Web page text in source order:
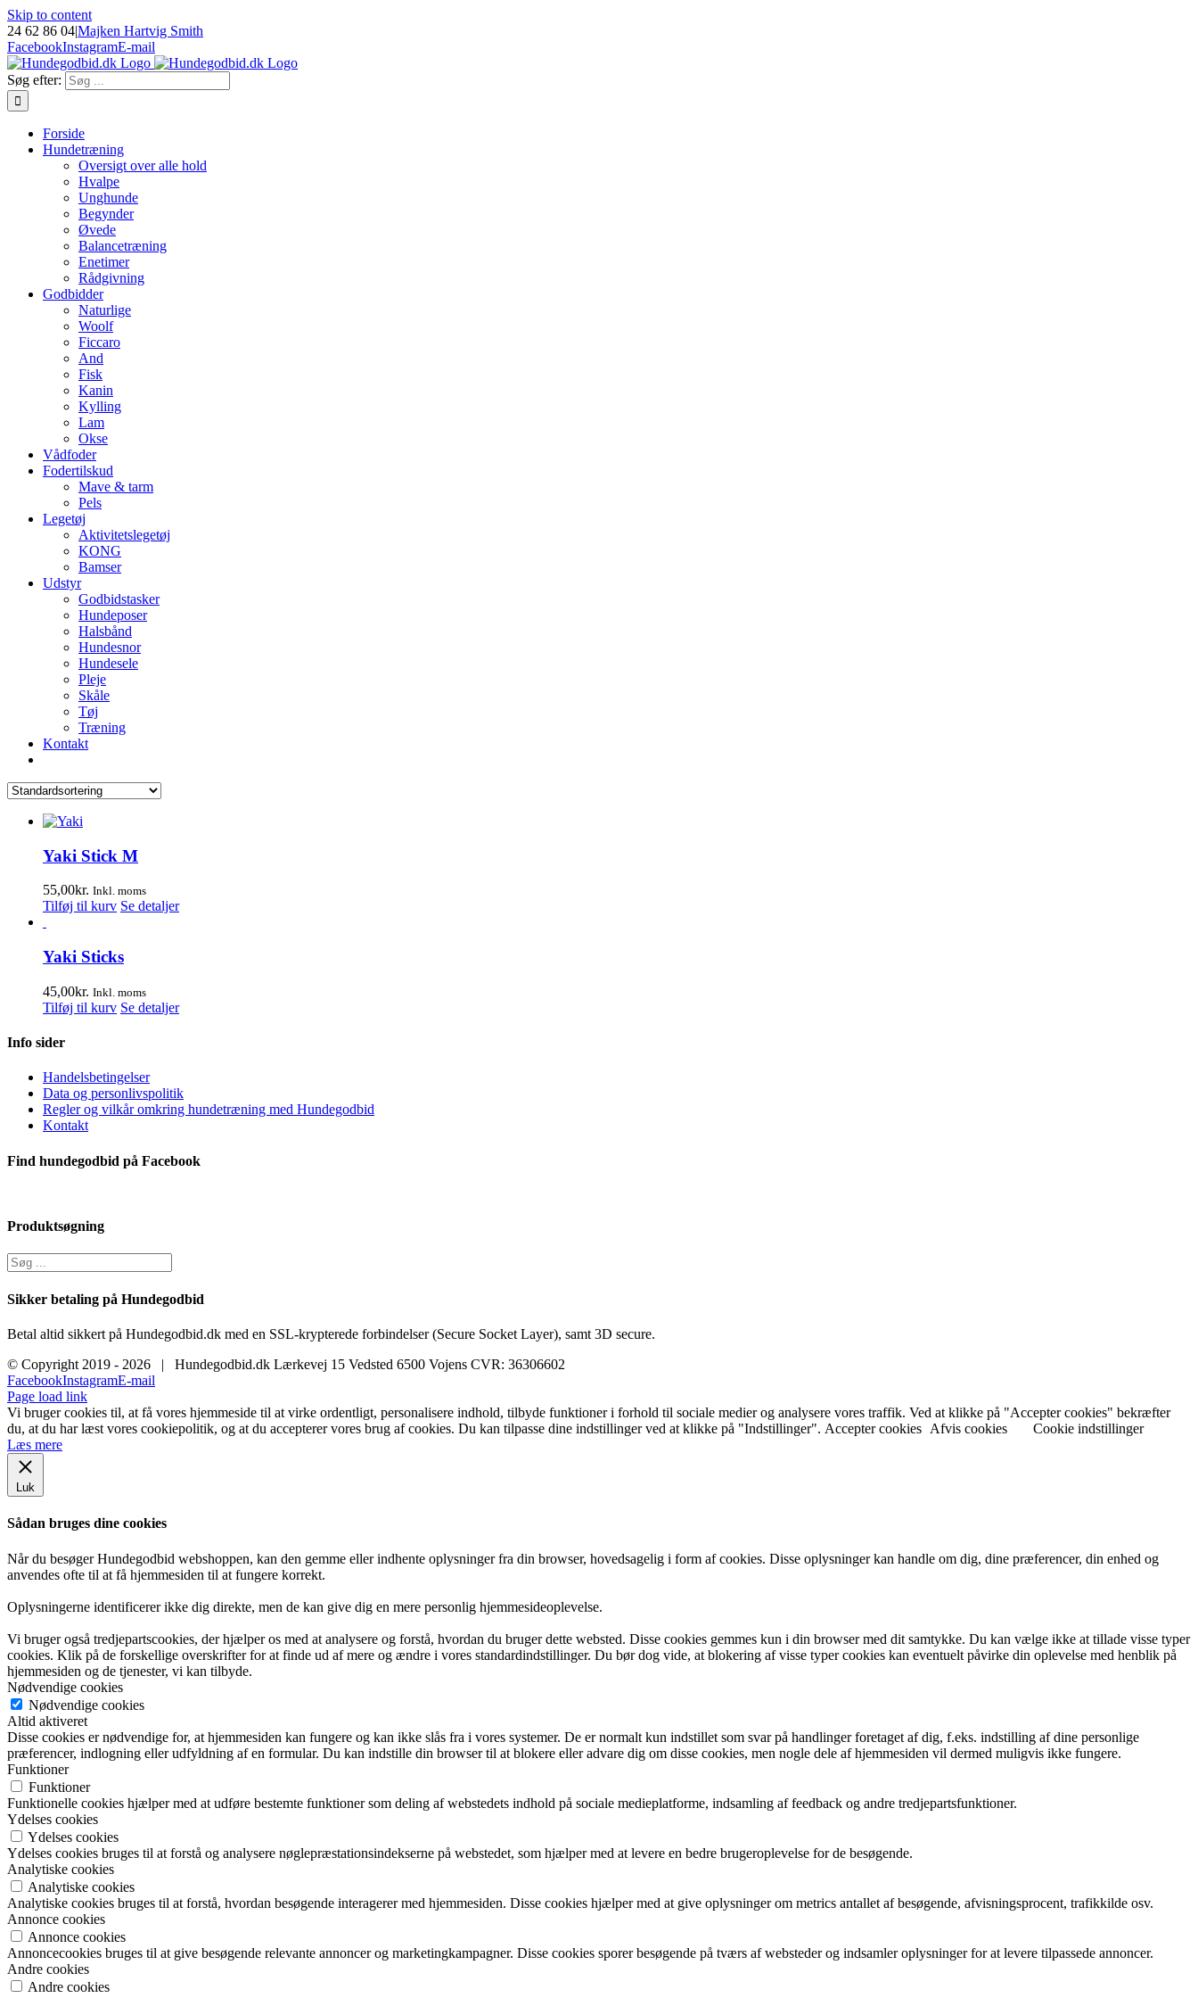
Skip to content
24 62 86 04|Majken Hartvig Smith
FacebookInstagramE-mail
Søg efter:
Forside
Hundetræning
Oversigt over alle hold
Hvalpe
Unghunde
Begynder
Øvede
Balancetræning
Enetimer
Rådgivning
Godbidder
Naturlige
Woolf
Ficcaro
And
Fisk
Kanin
Kylling
Lam
Okse
Vådfoder
Fodertilskud
Mave & tarm
Pels
Legetøj
Aktivitetslegetøj
KONG
Bamser
Udstyr
Godbidstasker
Hundeposer
Halsbånd
Hundesnor
Hundesele
Pleje
Skåle
Tøj
Træning
Kontakt
Yaki Stick M
55,00kr. Inkl. moms
Tilføj til kurv Se detaljer
Yaki Sticks
45,00kr. Inkl. moms
Tilføj til kurv Se detaljer
Info sider
Handelsbetingelser
Data og personlivspolitik
Regler og vilkår omkring hundetræning med Hundegodbid
Kontakt
Find hundegodbid på Facebook
Produktsøgning
Sikker betaling på Hundegodbid
Betal altid sikkert på Hundegodbid.dk med en SSL-krypterede forbindelser (Secure Socket Layer), samt 3D secure.
© Copyright 2019 - 2026 | Hundegodbid.dk Lærkevej 15 Vedsted 6500 Vojens CVR: 36306602
FacebookInstagramE-mail
Page load link
Vi bruger cookies til, at få vores hjemmeside til at virke ordentligt, personalisere indhold, tilbyde funktioner i forhold til sociale medier og analysere vores traffik. Ved at klikke på "Accepter cookies" bekræfter
du, at du har læst vores cookiepolitik, og at du accepterer vores brug af cookies. Du kan tilpasse dine indstillinger ved at klikke på "Indstillinger". Accepter cookies Afvis cookies
Cookie indstillinger
Læs mere
Luk
Sådan bruges dine cookies
Når du besøger Hundegodbid webshoppen, kan den gemme eller indhente oplysninger fra din browser, hovedsagelig i form af cookies. Disse oplysninger kan handle om dig, dine præferencer, din enhed og
anvendes ofte til at få hjemmesiden til at fungere korrekt.
Oplysningerne identificerer ikke dig direkte, men de kan give dig en mere personlig hjemmesideoplevelse.
Vi bruger også tredjepartscookies, der hjælper os med at analysere og forstå, hvordan du bruger dette websted. Disse cookies gemmes kun i din browser med dit samtykke. Du kan vælge ikke at tillade visse typer
cookies. Klik på de forskellige overskrifter for at finde ud af mere og ændre i vores standardindstillinger. Du bør dog vide, at blokering af visse typer cookies kan eventuelt påvirke din oplevelse med henblik på
hjemmesiden og de tjenester, vi kan tilbyde.
Nødvendige cookies
Nødvendige cookies
Altid aktiveret
Disse cookies er nødvendige for, at hjemmesiden kan fungere og kan ikke slås fra i vores systemer. De er normalt kun indstillet som svar på handlinger foretaget af dig, f.eks. indstilling af dine personlige
præferencer, indlogning eller udfyldning af en formular. Du kan indstille din browser til at blokere eller advare dig om disse cookies, men nogle dele af hjemmesiden vil dermed muligvis ikke fungere.
Funktioner
Funktioner
Funktionelle cookies hjælper med at udføre bestemte funktioner som deling af webstedets indhold på sociale medieplatforme, indsamling af feedback og andre tredjepartsfunktioner.
Ydelses cookies
Ydelses cookies
Ydelses cookies bruges til at forstå og analysere nøglepræstationsindekserne på webstedet, som hjælper med at levere en bedre brugeroplevelse for de besøgende.
Analytiske cookies
Analytiske cookies
Analytiske cookies bruges til at forstå, hvordan besøgende interagerer med hjemmesiden. Disse cookies hjælper med at give oplysninger om metrics antallet af besøgende, afvisningsprocent, trafikkilde osv.
Annonce cookies
Annonce cookies
Annoncecookies bruges til at give besøgende relevante annoncer og marketingkampagner. Disse cookies sporer besøgende på tværs af websteder og indsamler oplysninger for at levere tilpassede annoncer.
Andre cookies
Andre cookies